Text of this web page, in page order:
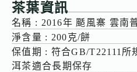
茶葉資訊
名稱 : 2016年 颳風寨 雲南
淨含量 : 200克/餅
保值期 : 符合GB/T22111所
洱茶適合長期保存